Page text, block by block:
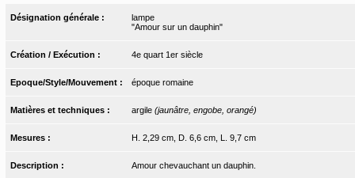
Désignation générale :
lampe
"Amour sur un dauphin"
Création / Exécution : 4e quart 1er siècle
Epoque/Style/Mouvement : époque romaine
Matières et techniques : argile (jaunâtre, engobe, orangé)
Mesures : H. 2,29 cm, D. 6,6 cm, L. 9,7 cm
Description :
Amour chevauchant un dauphin.